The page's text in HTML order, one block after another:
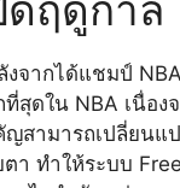
จากได้แชมป์
สุดใน NBA เนื่อง
สามารถเปลี่ยนแ
า ทำให้ระบบ